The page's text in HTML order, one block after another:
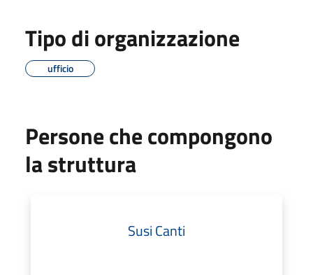
Tipo di organizzazione
ufficio
Persone che compongono
la struttura
Susi Canti